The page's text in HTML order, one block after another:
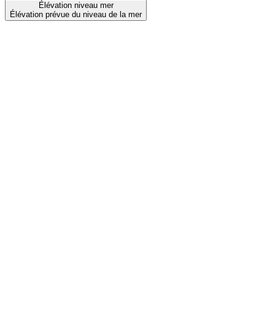
Élévation niveau mer
Élévation prévue du niveau de la mer